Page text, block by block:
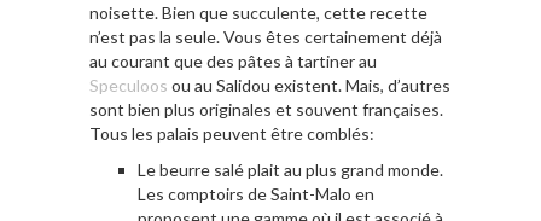
noisette. Bien que succulente, cette recette
n’est pas la seule. Vous êtes certainement déjà
au courant que des pâtes à tartiner au
Speculoos ou au Salidou existent. Mais, d’autres
sont bien plus originales et souvent françaises.
Tous les palais peuvent être comblés:
Le beurre salé plait au plus grand monde.
Les comptoirs de Saint-Malo en